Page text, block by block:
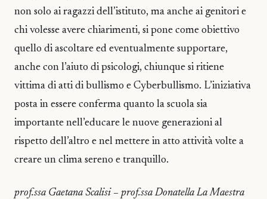
non solo ai ragazzi dell’istituto, ma anche ai genitori e
chi volesse avere chiarimenti, si pone come obiettivo
quello di ascoltare ed eventualmente supportare,
anche con l’aiuto di psicologi, chiunque si ritiene
vittima di atti di bullismo e Cyberbullismo. L’iniziativa
posta in essere conferma quanto la scuola sia
importante nell’educare le nuove generazioni al
rispetto dell’altro e nel mettere in atto attività volte a
creare un clima sereno e tranquillo.
prof.ssa Gaetana Scalisi – prof.ssa Donatella La Maestra